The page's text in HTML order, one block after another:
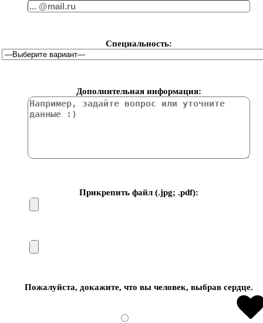
Специальность:
Дополнительная информация:
Прикрепить файл (.jpg; .pdf):
Пожалуйста, докажите, что вы человек, выбравсердце.